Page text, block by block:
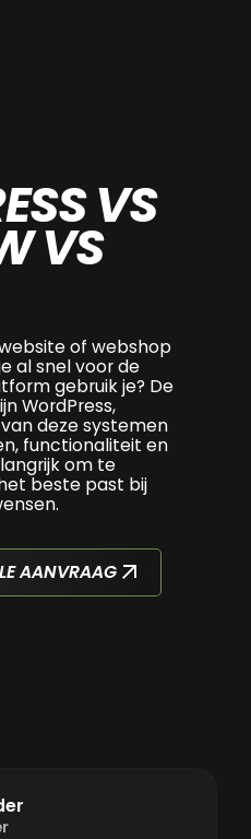
VS
VS
of webshop
al snel voor de
gebruik je? De
WordPress,
deze systemen
functionaliteit en
om te
beste past bij
AANVRAAG